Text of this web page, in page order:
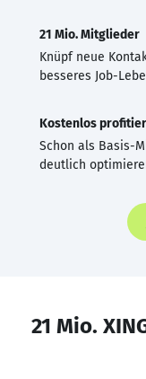
21 Mio. Mitglieder
Knüpf neue
besseres Job-
Kostenlos
Schon als Basis-
deutlich
21 Mio.